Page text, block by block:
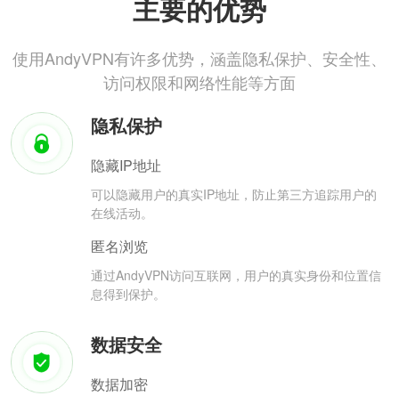
主要的优势
使用AndyVPN有许多优势，涵盖隐私保护、安全性、
访问权限和网络性能等方面
隐私保护
隐藏IP地址
可以隐藏用户的真实IP地址，防止第三方追踪用户的
在线活动。
匿名浏览
通过AndyVPN访问互联网，用户的真实身份和位置信
息得到保护。
数据安全
数据加密